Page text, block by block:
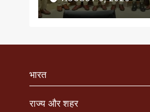
सम्मानित
भारत
राज्य और शहर